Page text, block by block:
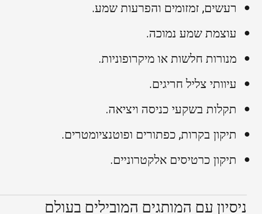
רעשים, זמזומים והפרעות שמע.
עוצמת שמע נמוכה.
מנורות חלשות או מיקרופוניות.
עיוותי צליל חריגים.
תקלות בשקעי כניסה ויציאה.
תיקון בקרות, כפתורים ופוטנציומטרים.
תיקון כרטיסים אלקטרוניים.
ניסיון עם המותגים המובילים בעולם